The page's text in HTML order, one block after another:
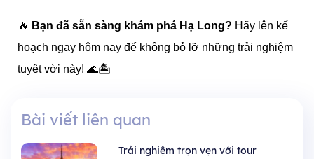
🔥 Bạn đã sẵn sàng khám phá Hạ Long? Hãy lên kế
hoạch ngay hôm nay để không bỏ lỡ những trải nghiệm
tuyệt vời này! 🌊🏝️
Bài viết liên quan
Trải nghiệm trọn vẹn với tour